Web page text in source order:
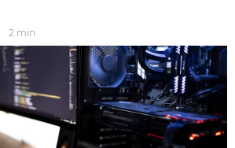
2 min